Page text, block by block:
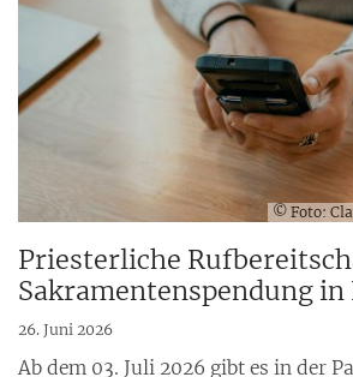
© Foto:
Priesterliche
Sakramentenspendung
26. Juni 2026
Ab dem 03. Juli 2026 gibt es in der